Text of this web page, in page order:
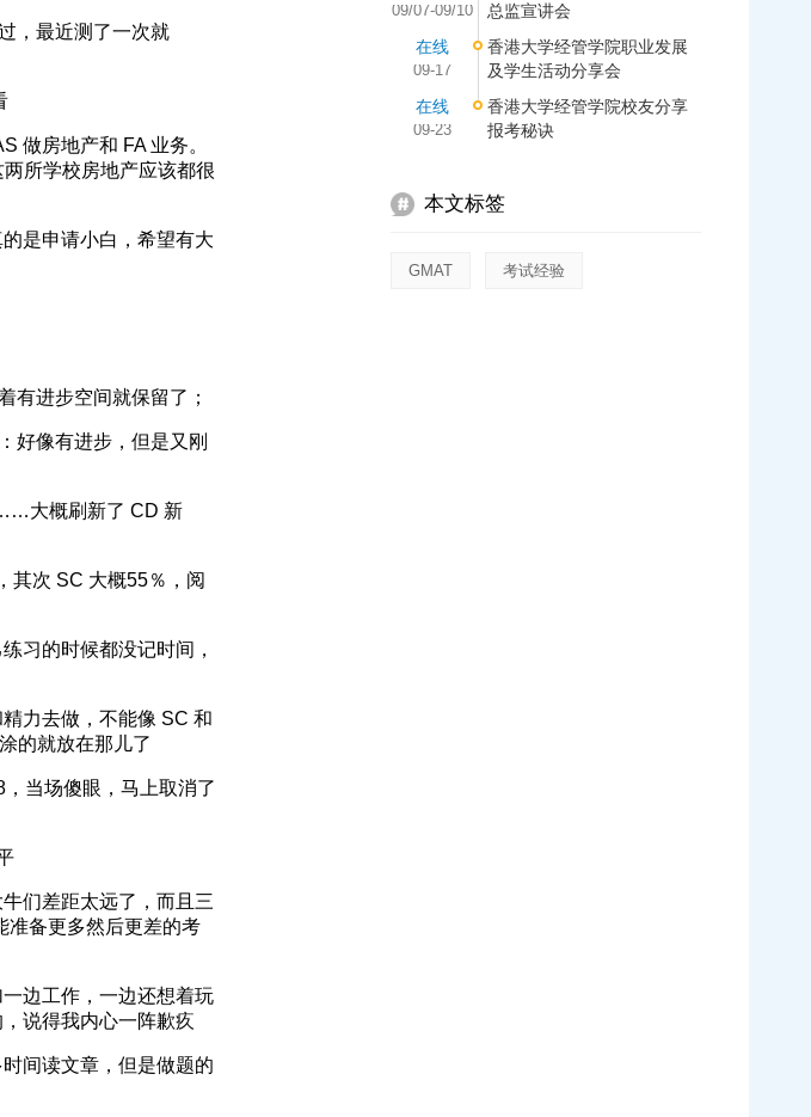
，最近测了一次就
做房地产和 FA 业务。
所学校房地产应该都很
是申请小白，希望有大
有进步空间就保留了；
好像有进步，但是又刚
大概刷新了 CD 新
其次 SC 大概55％，阅
习的时候都没记时间，
力去做，不能像 SC 和
的就放在那儿了
当场傻眼，马上取消了
们差距太远了，而且三
准备更多然后更差的考
边工作，一边还想着玩
说得我内心一阵歉疚
间读文章，但是做题的
09/07-09/10
总监宣讲会
在线
09-17
香港大学经管学院职业发展
及学生活动分享会
在线
09-23
香港大学经管学院校友分享
报考秘诀
本文标签
GMAT 考试经验